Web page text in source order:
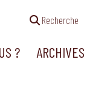
Recherche
? ARCHIVES